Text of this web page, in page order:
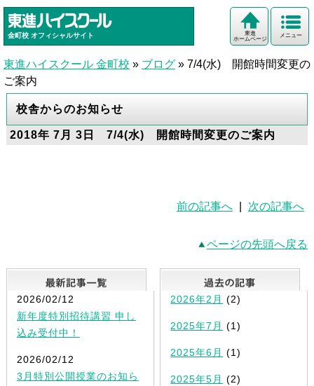
金町校 オフィシャルサイト メニュー
東進
ホームページ
東進ハイスクール 金町校 » ブログ » 7/4(水) 開館時間変更の
ご案内
校舎からのお知らせ
2018年 7月 3日 7/4(水) 開館時間変更のご案内
前の記事へ 次の記事へ
ページの先頭へ戻る
最新記事一覧
2026/02/12
新年度特別招待講習 申し
込み受付中！
2026/02/12
3月特別公開授業のお知ら
2026年2月 (2)
2025年7月 (1)
2025年6月 (1)
2025年5月 (2)